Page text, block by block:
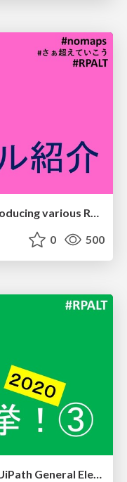
0 500
RPALT UiPath Talk vol.4 / LT3 : UiPath General Election 2020 #3